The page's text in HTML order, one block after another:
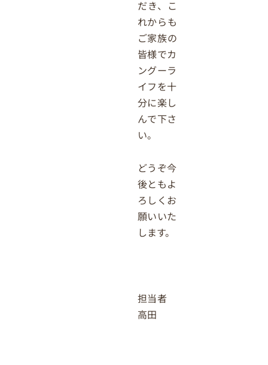
だき、こ
れからも
ご家族の
皆様でカ
ングーラ
イフを十
分に楽し
んで下さ
い。
どうぞ今
後ともよ
ろしくお
願いいた
します。
担当者
高田